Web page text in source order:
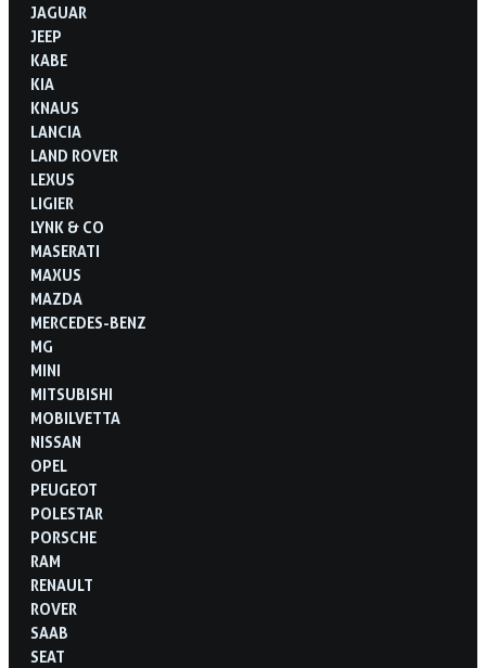
JAGUAR
JEEP
KABE
KIA
KNAUS
LANCIA
LAND ROVER
LEXUS
LIGIER
LYNK & CO
MASERATI
MAXUS
MAZDA
MERCEDES-BENZ
MG
MINI
MITSUBISHI
MOBILVETTA
NISSAN
OPEL
PEUGEOT
POLESTAR
PORSCHE
RAM
RENAULT
ROVER
SAAB
SEAT